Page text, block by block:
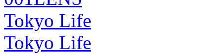
Tokyo Life
Tokyo Life